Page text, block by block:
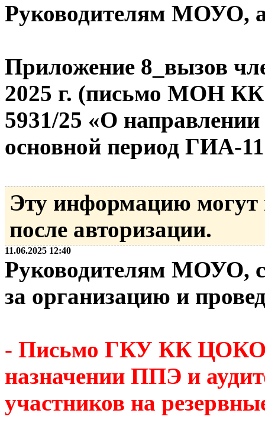
Руководителям МОУО,
Приложение 8_вызов
2025 г. (письмо МОН КК
5931/25 «О
основной период ГИА-
Эту информацию могут
после авторизации.
11.06.2025 12:40
Руководителям МОУО,
за организацию и
- Письмо ГКУ КК ЦОКО
назначении ППЭ и
участников на